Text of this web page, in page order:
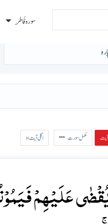
سورہ فَاطِر
مکمل سورت « اگلی آیت
عَلَیۡہِمۡ